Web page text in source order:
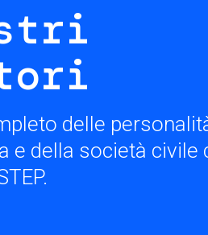
delle
e della società civile